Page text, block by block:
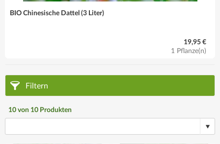
BIO Chinesische Dattel (3 Liter)
19,95 €
1 Pflanze(n)
Filtern
10 von 10 Produkten